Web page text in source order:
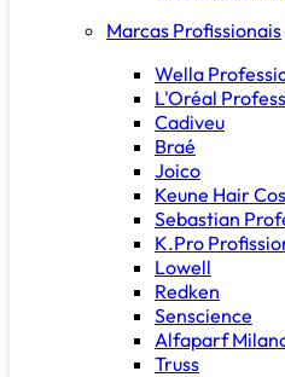
Marcas Profissionais
Wella
L'Oréal
Cadiveu
Braé
Joico
Keune Hair
Sebastian
K.Pro
Lowell
Redken
Senscience
Alfaparf
Truss